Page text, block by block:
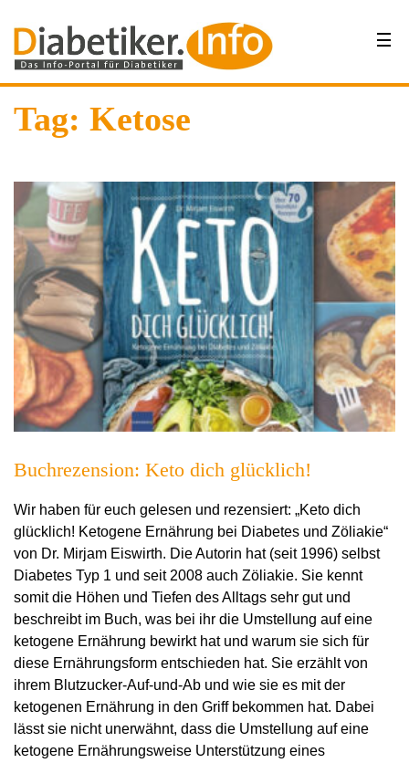
Tag: Ketose
Buchrezension: Keto dich glücklich!
Wir haben für euch gelesen und rezensiert: „Keto dich
glücklich! Ketogene Ernährung bei Diabetes und Zöliakie“
von Dr. Mirjam Eiswirth. Die Autorin hat (seit 1996) selbst
Diabetes Typ 1 und seit 2008 auch Zöliakie. Sie kennt
somit die Höhen und Tiefen des Alltags sehr gut und
beschreibt im Buch, was bei ihr die Umstellung auf eine
ketogene Ernährung bewirkt hat und warum sie sich für
diese Ernährungsform entschieden hat. Sie erzählt von
ihrem Blutzucker-Auf-und-Ab und wie sie es mit der
ketogenen Ernährung in den Griff bekommen hat. Dabei
lässt sie nicht unerwähnt, dass die Umstellung auf eine
ketogene Ernährungsweise Unterstützung eines